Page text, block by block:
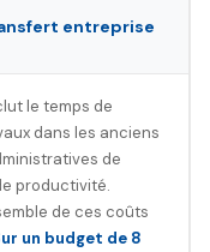
entreprise
le temps de
dans les anciens
de
productivité.
de ces coûts
un budget de 8